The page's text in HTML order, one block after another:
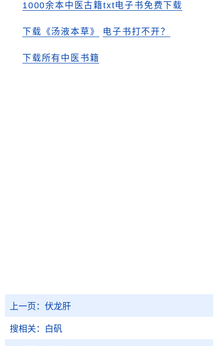
1000余本中医古籍txt电子书免费下载
下载《汤液本草》 电子书打不开？
下载所有中医书籍
上一页： 伏龙肝
搜相关： 白矾